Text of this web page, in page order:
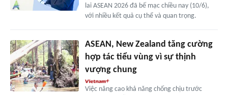
lai ASEAN 2026 đã bế mạc chiều nay (10/6),
với nhiều kết quả cụ thể và quan trọng.
ASEAN, New Zealand tăng cường
hợp tác tiểu vùng vì sự thịnh
vượng chung
Việc nâng cao khả năng chống chịu trước